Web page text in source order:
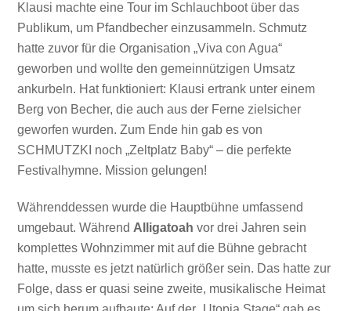
Klausi machte eine Tour im Schlauchboot über das
Publikum, um Pfandbecher einzusammeln. Schmutz
hatte zuvor für die Organisation „Viva con Agua“
geworben und wollte den gemeinnützigen Umsatz
ankurbeln. Hat funktioniert: Klausi ertrank unter einem
Berg von Becher, die auch aus der Ferne zielsicher
geworfen wurden. Zum Ende hin gab es von
SCHMUTZKI noch „Zeltplatz Baby“ – die perfekte
Festivalhymne. Mission gelungen!
Währenddessen wurde die Hauptbühne umfassend
umgebaut. Während Alligatoah vor drei Jahren sein
komplettes Wohnzimmer mit auf die Bühne gebracht
hatte, musste es jetzt natürlich größer sein. Das hatte zur
Folge, dass er quasi seine zweite, musikalische Heimat